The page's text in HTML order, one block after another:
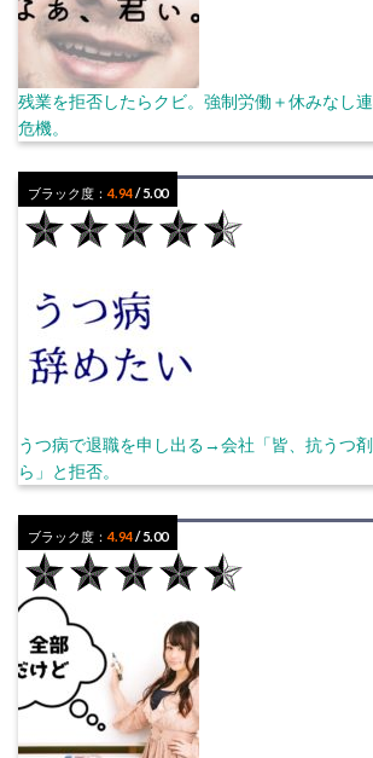
残業を拒否したらクビ。強制労働＋休みなし
危機。
ブラック度：4.94/ 5.00
うつ病で退職を申し出る→会社「皆、抗うつ
ら」と拒否。
ブラック度：4.94/ 5.00